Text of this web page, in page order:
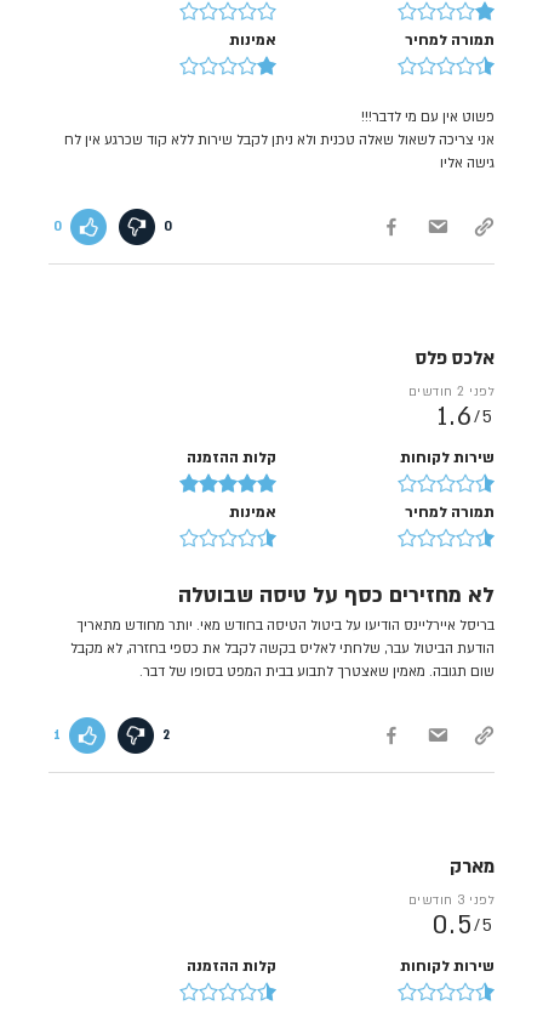
תמורה למחיר אמינות
פשוט אין עם מי לדבר!!!
אני צריכה לשאול שאלה טכנית ולא ניתן לקבל שירות ללא קוד שכרגע אין לח
גישה אליו
0 0
אלכס פלס
לפני 2 חודשים
5/
1.6
שירות לקוחות קלות ההזמנה
תמורה למחיר אמינות
לא מחזירים כסף על טיסה שבוטלה
בריסל איירליינס הודיעו על ביטול הטיסה בחודש מאי. יותר מחודש מתאריך
הודעת הביטול עבר, שלחתי לאליס בקשה לקבל את כספי בחזרה, לא מקבל
שום תגובה. מאמין שאצטרך לתבוע בבית המפט בסופו של דבר.
1 2
מארק
לפני 3 חודשים
5/
0.5
שירות לקוחות קלות ההזמנה